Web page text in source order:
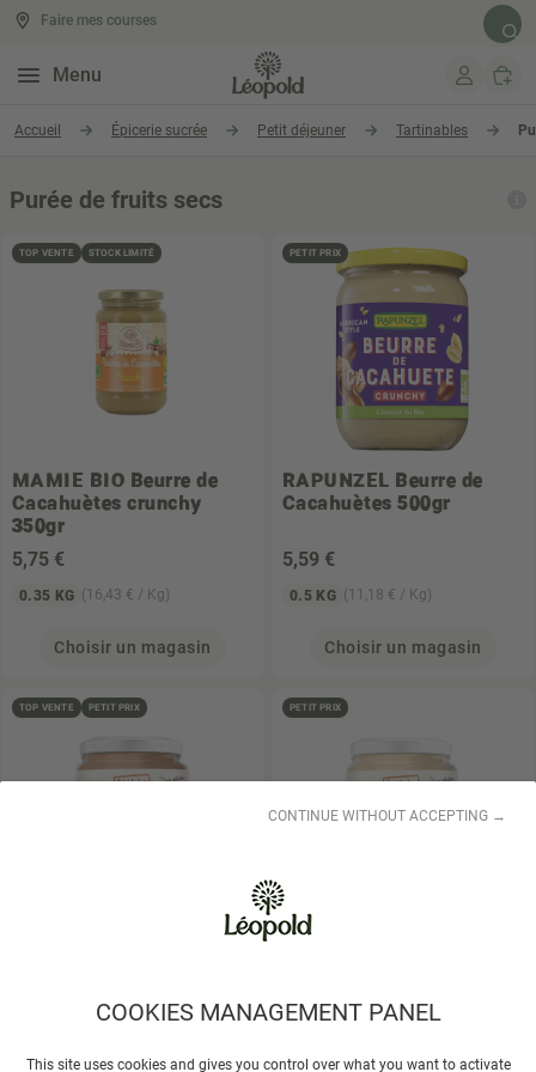
COOKIES MANAGEMENT PANEL
This site uses cookies and gives you control over what you want to activate
CONTINUE WITHOUT ACCEPTING →
Aller au contenu
Menu
Faire mes courses
Accueil Épicerie sucrée Petit déjeuner Tartinables
Purée de fruits secs
TOP VENTE STOCK LIMITÉ
MAMIE BIO Beurre de
Cacahuètes crunchy
350gr
5,75 €
0.35 KG (16,43 € / Kg)
Choisir un magasin
PETIT PRIX
RAPUNZEL Beurre de
Cacahuètes 500gr
5,59 €
0.5 KG (11,18 € / Kg)
Choisir un magasin
TOP VENTE PETIT PRIX
Purée d'amandes
PETIT PRIX
ELIBIO